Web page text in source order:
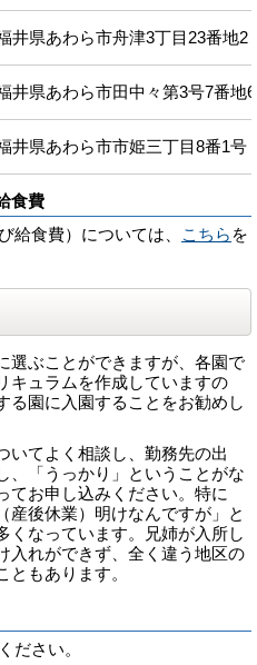
井県あわら市舟津3丁目23番地2
井県あわら市田中々第3号7番地6
井県あわら市市姫三丁目8番1号
食費
給食費）については、
こちら を
選ぶことができますが、各園で
キュラムを作成していますの
る園に入園することをお勧めし
いてよく相談し、勤務先の出
、「うっかり」ということがな
てお申し込みください。特に
産後休業）明けなんですが」と
くなっています。兄姉が入所し
入れができず、全く違う地区の
ともあります。
ださい。